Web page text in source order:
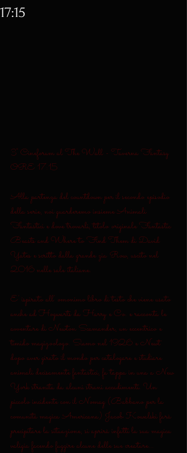
17:15
3° Cineforum al The Wall - Taverna Fantasy
ORE 17:15
Alla partenza del countdown per il secondo episodio
della serie, noi guarderemo insieme Animali
Fantastici e dove trovarli, titolo originale Fantastic
Beasts and Where to Find Them di David
Yates e scritto dalla grande zia Row, uscito nel
2016 nelle sale italiane.
E' ispirato all' omonimo libro di testo che viene usato
anche ad Hogwarts da Harry e Co. e racconta le
avventure di Newton Scamander, un eccentrico e
timido magizoologo. Siamo nel 1926 e Newt
dopo aver girato il mondo per catalogare e studiare
animali decisamente fantastici, fa tappa in una a New
York stranita da alcuni strani accadimenti. Un
piccolo incidente con il Nomag (Babbano per la
comunità magica Americana) Jacob Kowalski farà
precipitare la situazione, si aprirà infatti la sua magica
valigia facendo fuggire alcune delle sue creature...